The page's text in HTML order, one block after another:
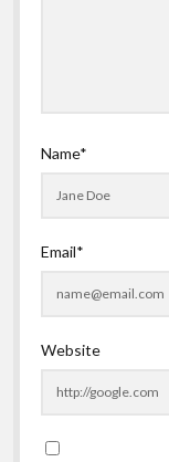
Name*
Email*
Website